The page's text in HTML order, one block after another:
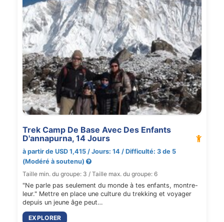
Trek Camp De Base Avec Des Enfants
D'annapurna, 14 Jours
à partir de USD 1,415 / Jours: 14 / Difficulté: 3 de 5
(Modéré à soutenu)
Taille min. du groupe: 3 / Taille max. du groupe: 6
"Ne parle pas seulement du monde à tes enfants, montre-
leur." Mettre en place une culture du trekking et voyager
depuis un jeune âge peut…
EXPLORER